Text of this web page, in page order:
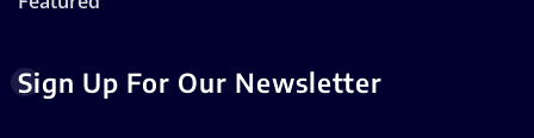
Sign Up For Our Newsletter